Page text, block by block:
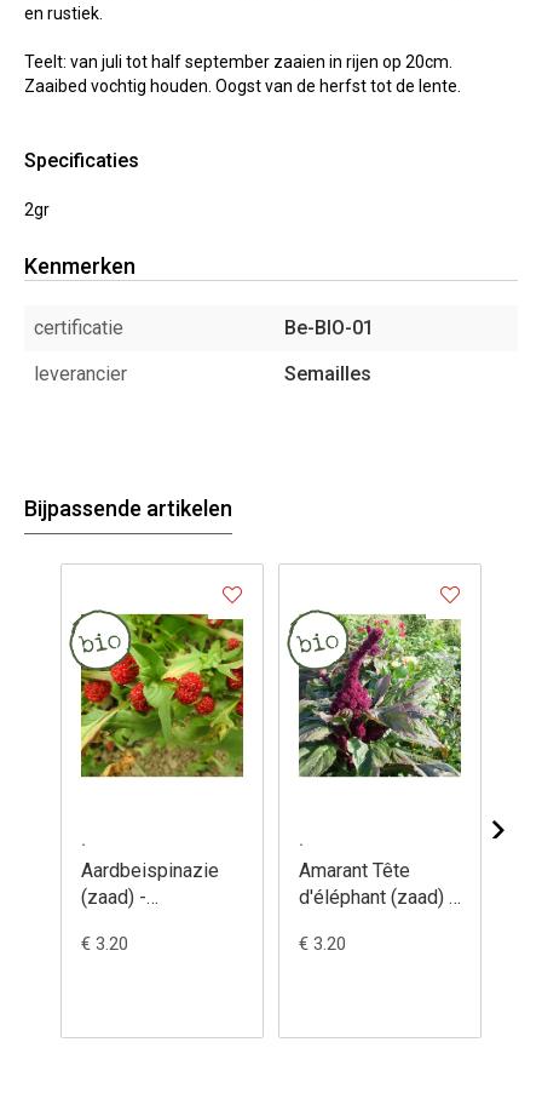
en rustiek.
Teelt: van juli tot half september zaaien in rijen op 20cm.
Zaaibed vochtig houden. Oogst van de herfst tot de lente.
Specificaties
2gr
Kenmerken
certificatie
Be-BIO-01
leverancier
Semailles
Bijpassende artikelen
.
Aardbeispinazie
(zaad) -
capitatum
€ 3.20
.
Amarant Tête
d'éléphant (zaad) -
gangeticus
€ 3.20